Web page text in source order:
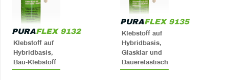
PURAFLEX 9132
Klebstoff auf
Hybridbasis,
Bau-Klebstoff
PURAFLEX 9135
Klebstoff auf
Hybridbasis,
Glasklar und
Dauerelastisch